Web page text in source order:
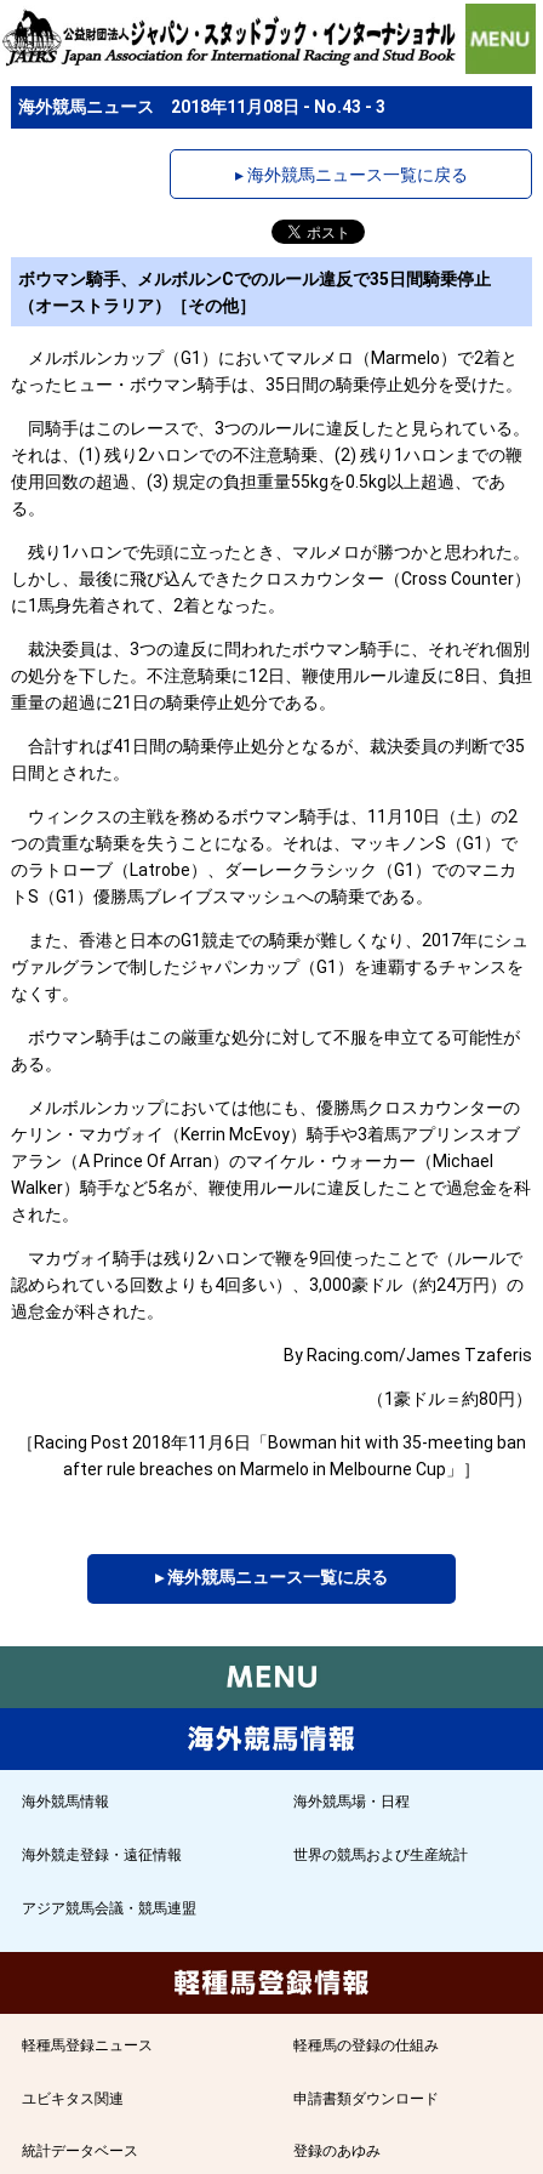
海外競馬ニュース 2018年11月08日 - No.43 - 3
▸ 海外競馬ニュース一覧に戻る
ボウマン騎手、メルボルンCでのルール違反で35日間騎乗停止
（オーストラリア）［その他］
メルボルンカップ（G1）においてマルメロ（Marmelo）で2着と
なったヒュー・ボウマン騎手は、35日間の騎乗停止処分を受けた。
同騎手はこのレースで、3つのルールに違反したと見られている。
それは、(1) 残り2ハロンでの不注意騎乗、(2) 残り1ハロンまでの鞭
使用回数の超過、(3) 規定の負担重量55kgを0.5kg以上超過、であ
る。
残り1ハロンで先頭に立ったとき、マルメロが勝つかと思われた。
しかし、最後に飛び込んできたクロスカウンター（Cross Counter）
に1馬身先着されて、2着となった。
裁決委員は、3つの違反に問われたボウマン騎手に、それぞれ個別
の処分を下した。不注意騎乗に12日、鞭使用ルール違反に8日、負担
重量の超過に21日の騎乗停止処分である。
合計すれば41日間の騎乗停止処分となるが、裁決委員の判断で35
日間とされた。
ウィンクスの主戦を務めるボウマン騎手は、11月10日（土）の2
つの貴重な騎乗を失うことになる。それは、マッキノンS（G1）で
のラトローブ（Latrobe）、ダーレークラシック（G1）でのマニカ
トS（G1）優勝馬ブレイブスマッシュへの騎乗である。
また、香港と日本のG1競走での騎乗が難しくなり、2017年にシュ
ヴァルグランで制したジャパンカップ（G1）を連覇するチャンスを
なくす。
ボウマン騎手はこの厳重な処分に対して不服を申立てる可能性が
ある。
メルボルンカップにおいては他にも、優勝馬クロスカウンターの
ケリン・マカヴォイ（Kerrin McEvoy）騎手や3着馬アプリンスオブ
アラン（A Prince Of Arran）のマイケル・ウォーカー（Michael
Walker）騎手など5名が、鞭使用ルールに違反したことで過怠金を科
された。
マカヴォイ騎手は残り2ハロンで鞭を9回使ったことで（ルールで
認められている回数よりも4回多い）、3,000豪ドル（約24万円）の
過怠金が科された。
By Racing.com/James Tzaferis
（1豪ドル＝約80円）
［Racing Post 2018年11月6日「Bowman hit with 35-meeting ban
after rule breaches on Marmelo in Melbourne Cup」］
▸ 海外競馬ニュース一覧に戻る
海外競馬情報 海外競馬場・日程
海外競走登録・遠征情報 世界の競馬および生産統計
アジア競馬会議・競馬連盟
軽種馬登録ニュース 軽種馬の登録の仕組み
ユビキタス関連 申請書類ダウンロード
統計データベース 登録のあゆみ